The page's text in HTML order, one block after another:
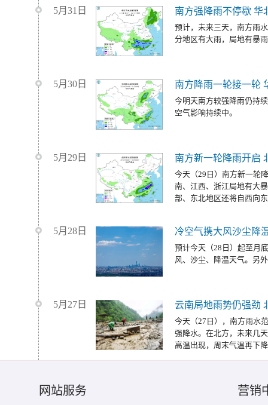
5月31日 南方强降雨不停歇 华
预计，未来三天，南方雨
分地区有大雨，局地有暴
5月30日 南方降雨一轮接一轮
今明天南方较强降雨仍持
空气影响持续中。
5月29日 南方新一轮降雨开启
今天（29日）南方新一轮
南、江西、浙江局地有大
部、东北地区还将自西向
5月28日 冷空气携大风沙尘降
预计今天（28日）起至月
风、沙尘、降温天气。另
5月27日 云南局地雨势仍强劲
今天（27日），南方雨水
强降水。在北方，未来几
高温出现，周末气温再下
网站服务 营销